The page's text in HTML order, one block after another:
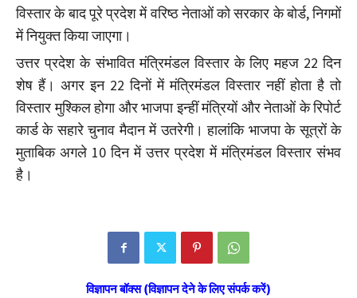
विस्तार के बाद पूरे प्रदेश में वरिष्ठ नेताओं को सरकार के बोर्ड, निगमों
में नियुक्त किया जाएगा।
उत्तर प्रदेश के संभावित मंत्रिमंडल विस्तार के लिए महज 22 दिन
शेष हैं। अगर इन 22 दिनों में मंत्रिमंडल विस्तार नहीं होता है तो
विस्तार मुश्किल होगा और भाजपा इन्हीं मंत्रियों और नेताओं के रिपोर्ट
कार्ड के सहारे चुनाव मैदान में उतरेगी। हालांकि भाजपा के सूत्रों के
मुताबिक अगले 10 दिन में उत्तर प्रदेश में मंत्रिमंडल विस्तार संभव
है।
विज्ञापन बॉक्स (विज्ञापन देने के लिए संपर्क करें)